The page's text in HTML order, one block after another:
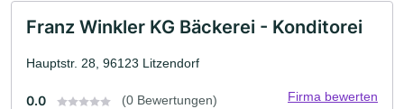
Franz Winkler KG Bäckerei - Konditorei
Hauptstr. 28, 96123 Litzendorf
0.0 (0 Bewertungen) Firma bewerten